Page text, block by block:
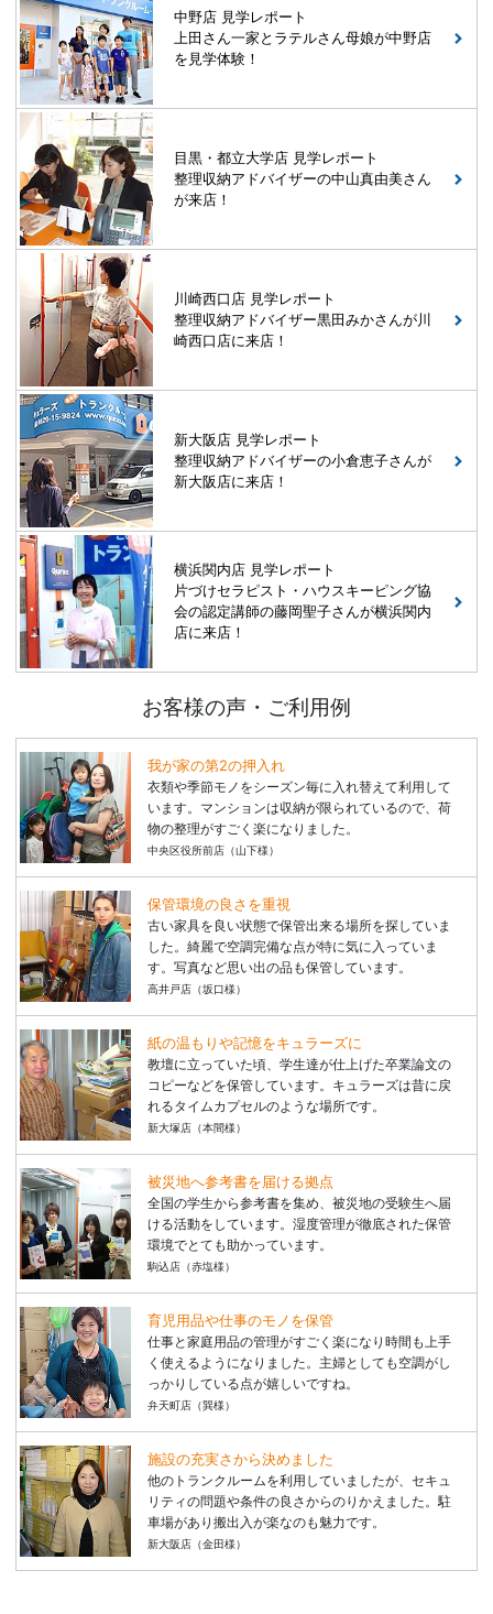
中野店 見学レポート
上田さん一家とラテルさん母娘が中野店
を見学体験！
目黒・都立大学店 見学レポート
整理収納アドバイザーの中山真由美さん
が来店！
川崎西口店 見学レポート
整理収納アドバイザー黒田みかさんが川
崎西口店に来店！
新大阪店 見学レポート
整理収納アドバイザーの小倉恵子さんが
新大阪店に来店！
横浜関内店 見学レポート
片づけセラピスト・ハウスキーピング協
会の認定講師の藤岡聖子さんが横浜関内
店に来店！
お客様の声・ご利用例
我が家の第2の押入れ
衣類や季節モノをシーズン毎に入れ替えて利用して
います。マンションは収納が限られているので、荷
物の整理がすごく楽になりました。
中央区役所前店（山下様）
保管環境の良さを重視
古い家具を良い状態で保管出来る場所を探していま
した。綺麗で空調完備な点が特に気に入っていま
す。写真など思い出の品も保管しています。
高井戸店（坂口様）
紙の温もりや記憶をキュラーズに
教壇に立っていた頃、学生達が仕上げた卒業論文の
コピーなどを保管しています。キュラーズは昔に戻
れるタイムカプセルのような場所です。
新大塚店（本間様）
被災地へ参考書を届ける拠点
全国の学生から参考書を集め、被災地の受験生へ届
ける活動をしています。湿度管理が徹底された保管
環境でとても助かっています。
駒込店（赤塩様）
育児用品や仕事のモノを保管
仕事と家庭用品の管理がすごく楽になり時間も上手
く使えるようになりました。主婦としても空調がし
っかりしている点が嬉しいですね。
弁天町店（巽様）
施設の充実さから決めました
他のトランクルームを利用していましたが、セキュ
リティの問題や条件の良さからのりかえました。駐
車場があり搬出入が楽なのも魅力です。
新大阪店（金田様）